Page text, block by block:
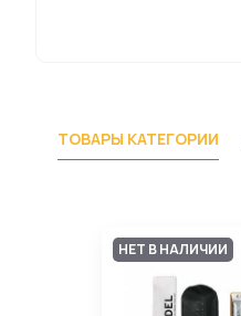
ТОВАРЫ КАТЕГОРИИ
НЕТ В НАЛИЧИИ